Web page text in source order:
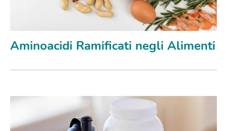
Aminoacidi Ramificati negli Alimenti